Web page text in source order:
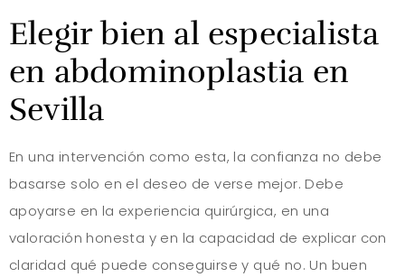
Elegir bien al especialista
en abdominoplastia en
Sevilla
En una intervención como esta, la confianza no debe
basarse solo en el deseo de verse mejor. Debe
apoyarse en la experiencia quirúrgica, en una
valoración honesta y en la capacidad de explicar con
claridad qué puede conseguirse y qué no. Un buen